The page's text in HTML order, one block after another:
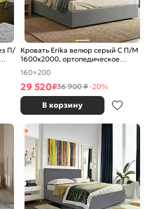
П/
Кровать Erika велюр серый С П/М
1600x2000, ортопедическое
основание, изголовье мягкое
160×200
29 520₽36 900 ₽-20%
В корзину